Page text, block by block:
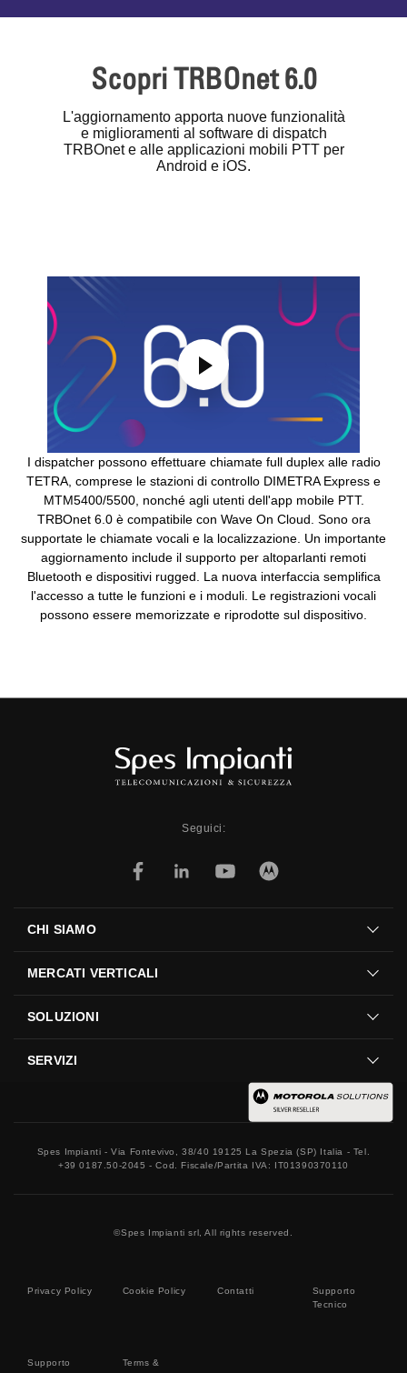
Scopri TRBOnet 6.0
L'aggiornamento apporta nuove funzionalità
e miglioramenti al software di dispatch
TRBOnet e alle applicazioni mobili PTT per
Android e iOS.
I dispatcher possono effettuare chiamate full duplex alle radio
TETRA, comprese le stazioni di controllo DIMETRA Express e
MTM5400/5500, nonché agli utenti dell'app mobile PTT.
TRBOnet 6.0 è compatibile con Wave On Cloud. Sono ora
supportate le chiamate vocali e la localizzazione. Un importante
aggiornamento include il supporto per altoparlanti remoti
Bluetooth e dispositivi rugged. La nuova interfaccia semplifica
l'accesso a tutte le funzioni e i moduli. Le registrazioni vocali
possono essere memorizzate e riprodotte sul dispositivo.
Seguici:
CHI SIAMO
MERCATI VERTICALI
SOLUZIONI
SERVIZI
Spes Impianti - Via Fontevivo, 38/40 19125 La Spezia (SP) Italia - Tel.
+39 0187.50-2045 - Cod. Fiscale/Partita IVA: IT01390370110
©Spes Impianti srl, All rights reserved.
Privacy Policy Cookie Policy Contatti
Supporto
Tecnico
Supporto
Terms &